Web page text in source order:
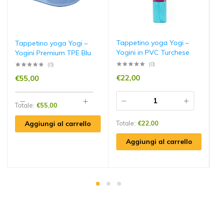
Tappetino yoga Yogi –
Yogini Premium TPE Blu
(0)
€55,00
Totale: €55,00
Aggiungi al carrello
Tappetino yoga Yogi –
Yogini in PVC Turchese
(0)
€22,00
Totale: €22,00
Aggiungi al carrello